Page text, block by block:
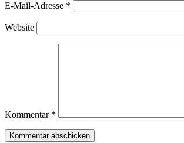
E-Mail-Adresse *
Website
Kommentar *